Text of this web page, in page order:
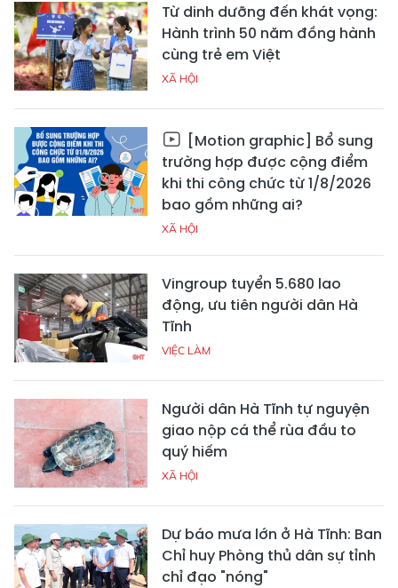
Từ dinh dưỡng đến khát vọng:
Hành trình 50 năm đồng hành
cùng trẻ em Việt
XÃ HỘI
[Motion graphic] Bổ sung
trường hợp được cộng điểm
khi thi công chức từ 1/8/2026
bao gồm những ai?
XÃ HỘI
Vingroup tuyển 5.680 lao
động, ưu tiên người dân Hà
Tĩnh
VIỆC LÀM
Người dân Hà Tĩnh tự nguyện
giao nộp cá thể rùa đầu to
quý hiếm
XÃ HỘI
Dự báo mưa lớn ở Hà Tĩnh: Ban
Chỉ huy Phòng thủ dân sự tỉnh
chỉ đạo "nóng"